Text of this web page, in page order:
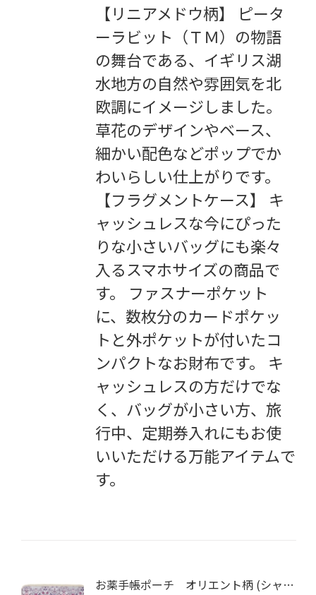
【リニアメドウ柄】 ピータ
ーラビット（ＴＭ）の物語
の舞台である、イギリス湖
水地方の自然や雰囲気を北
欧調にイメージしました。
草花のデザインやベース、
細かい配色などポップでか
わいらしい仕上がりです。
【フラグメントケース】 キ
ャッシュレスな今にぴった
りな小さいバッグにも楽々
入るスマホサイズの商品で
す。 ファスナーポケット
に、数枚分のカードポケッ
トと外ポケットが付いたコ
ンパクトなお財布です。 キ
ャッシュレスの方だけでな
く、バッグが小さい方、旅
行中、定期券入れにもお使
いいただける万能アイテムで
す。
お薬手帳ポーチ オリエント柄 (シャイニー)